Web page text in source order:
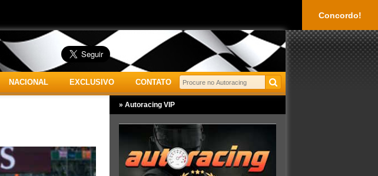
Concordo!
NACIONAL EXCLUSIVO CONTATO
» Autoracing VIP